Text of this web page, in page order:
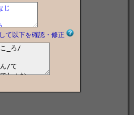
して以下を確認・修正